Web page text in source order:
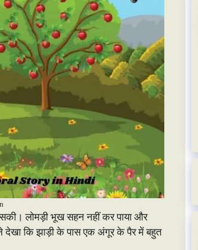
सकी। लोमड़ी भूख सहन नहीं कर पाया और
कि झाड़ी के पास एक अंगूर के पैर में बहुत